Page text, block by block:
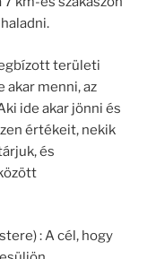
területi
akar menni, az
ide akar jönni és
értékeit, nekik
és
: A cél, hogy